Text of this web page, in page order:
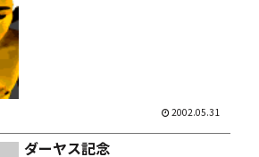
2002.05.31
ダーヤス記念